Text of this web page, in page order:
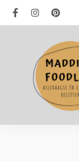
Alledaagse